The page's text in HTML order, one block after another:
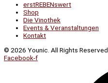
erstREBENswert
Shop
Die Vinothek
Events & Veranstaltungen
Kontakt
© 2026 Younic. All Rights Reserved.
Facebook-f